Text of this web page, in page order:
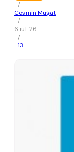
/
Cosmin Mușat
/
6 iul. 26
/
13